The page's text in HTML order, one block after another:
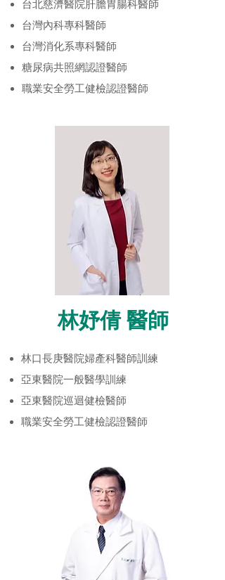
台北慈濟醫院肝膽胃腸科醫師
台灣內科專科醫師
台灣消化系專科醫師
糖尿病共照網認證醫師
職業安全勞工健檢認證醫師
​林妤倩 醫師
林口長庚醫院婦產科醫師訓練
亞東醫院一般醫學訓練
亞東醫院巡迴健檢醫師
職業安全勞工健檢認證醫師